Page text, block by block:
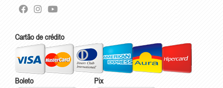
Cartão de crédito
Boleto Pix